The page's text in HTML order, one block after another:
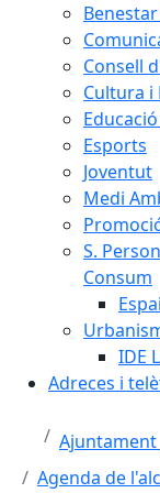
Consell
Cultura i
Esports
Joventut
Medi
S.
Consum
IDE
Adreces i
Ajuntament
Agenda de